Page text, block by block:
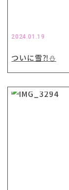
2024.01.19
ついに雪⁈⛄️